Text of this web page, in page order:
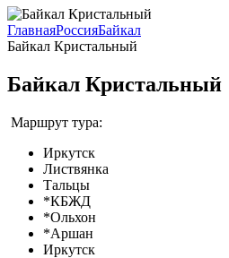
ГлавнаяРоссияБайкал
Байкал Кристальный
Байкал Кристальный
Маршрут тура:
Иркутск
Листвянка
Тальцы
*КБЖД
*Ольхон
*Аршан
Иркутск